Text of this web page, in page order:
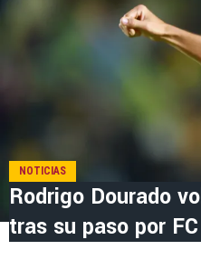
NOTICIAS
Rodrigo Dourado
tras su paso por